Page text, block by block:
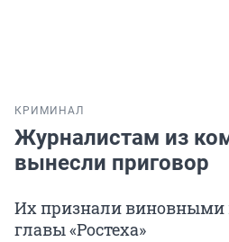
КРИМИНАЛ
Журналистам из
вынесли приговор
Их признали виновными
главы «Ростеха»